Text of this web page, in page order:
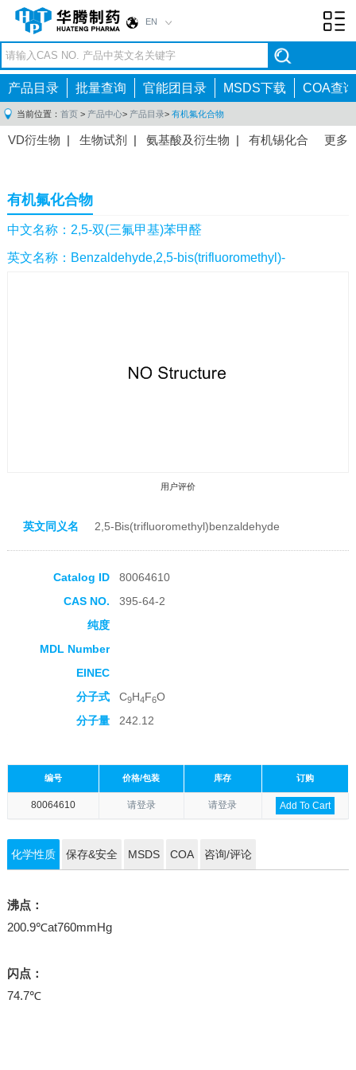
EN
产品目录 批量查询 官能团目录 MSDS下载 COA查询
当前位置： 首页 > 产品中心> 产品目录> 有机氟化合物
更多
VD衍生物 | 生物试剂 | 氨基酸及衍生物 | 有机锡化合
间体|抗高血压药物中间体
感染药物中间体|
体 |抗精神病药物中间体 | 抗炎药物中间体
药中间体|其他原料药中间体|
有机氟化合物
中文名称：2,5-双(三氟甲基)苯甲醛
英文名称：Benzaldehyde,2,5-bis(trifluoromethyl)-
用户评价
收藏产品
英文同义名 2,5-Bis(trifluoromethyl)benzaldehyde
Catalog ID
80064610
CAS NO.
395-64-2
纯度
MDL Number
EINEC
分子式
C9H4F6O
分子量
242.12
编号 价格/包装 库存 订购
80064610 请登录 请登录 Add To Cart
化学性质 保存&安全 MSDS COA 咨询/评论
沸点：
200.9℃at760mmHg
闪点：
74.7℃